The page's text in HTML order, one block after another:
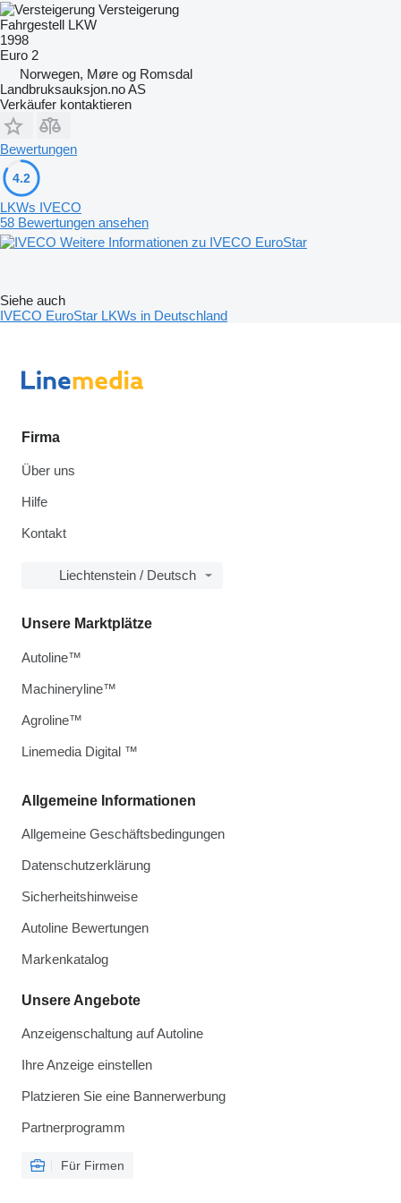
Versteigerung
Fahrgestell LKW
1998
Euro 2
Norwegen, Møre og Romsdal
Landbruksauksjon.no AS
Verkäufer kontaktieren
Bewertungen
4.2
LKWs IVECO
58 Bewertungen ansehen
Weitere Informationen zu IVECO EuroStar
Siehe auch
IVECO EuroStar LKWs in Deutschland
Firma
Über uns
Hilfe
Kontakt
Liechtenstein / Deutsch
Allgemeine Informationen
Allgemeine Geschäftsbedingungen
Datenschutzerklärung
Sicherheitshinweise
Autoline Bewertungen
Markenkatalog
Unsere Angebote
Anzeigenschaltung auf Autoline
Ihre Anzeige einstellen
Platzieren Sie eine Bannerwerbung
Partnerprogramm
Für Firmen
Unsere Marktplätze
Autoline™
Machineryline™
Agroline™
Linemedia Digital ™